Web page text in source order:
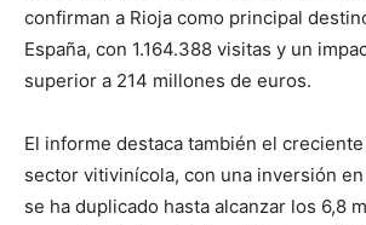
confirman a Rioja como principal
España, con 1.164.388 visitas y un
superior a 214 millones de euros.
El informe destaca también el
sector vitivinícola, con una inversión
se ha duplicado hasta alcanzar los 6,8